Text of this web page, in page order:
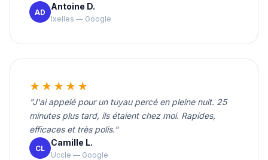
AD
Antoine D.
Ixelles — Google
★★★★★
"J'ai appelé pour un tuyau percé en pleine nuit. 25
minutes plus tard, ils étaient chez moi. Rapides,
efficaces et très polis."
CL
Camille L.
Uccle — Google